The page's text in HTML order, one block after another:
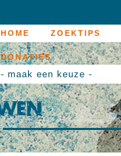
HOME ZOEKTIPS
DONATIES
- maak een keuze -